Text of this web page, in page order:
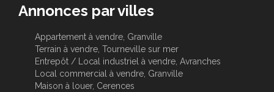
Annonces par villes
Appartement à vendre, Granville
Terrain à vendre, Tourneville sur mer
Entrepôt / Local industriel à vendre, Avranches
Local commercial à vendre, Granville
Maison à louer, Cerences